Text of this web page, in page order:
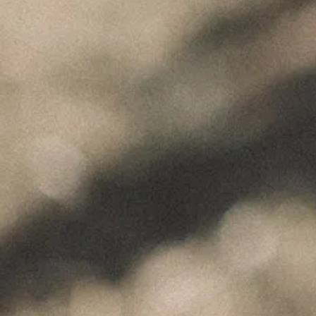
Gerir o Consentimento
"Wine is not made for winemakers and
their friends alone, but I wish I will always
have plenty of them to share it with."
+351 912 844 136
Celeirós do Douro - Sabrosa
www.paulocoutinho.wine
NOTÍCIAS RECENTES